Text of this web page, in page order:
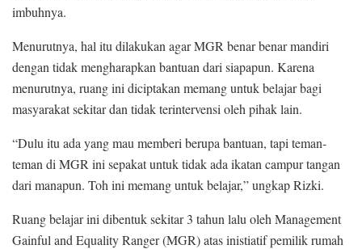
imbuhnya.
Menurutnya, hal itu dilakukan agar MGR benar benar mandiri
dengan tidak mengharapkan bantuan dari siapapun. Karena
menurutnya, ruang ini diciptakan memang untuk belajar bagi
masyarakat sekitar dan tidak terintervensi oleh pihak lain.
“Dulu itu ada yang mau memberi berupa bantuan, tapi teman-
teman di MGR ini sepakat untuk tidak ada ikatan campur tangan
dari manapun. Toh ini memang untuk belajar,” ungkap Rizki.
Ruang belajar ini dibentuk sekitar 3 tahun lalu oleh Management
Gainful and Equality Ranger (MGR) atas inistiatif pemilik rumah